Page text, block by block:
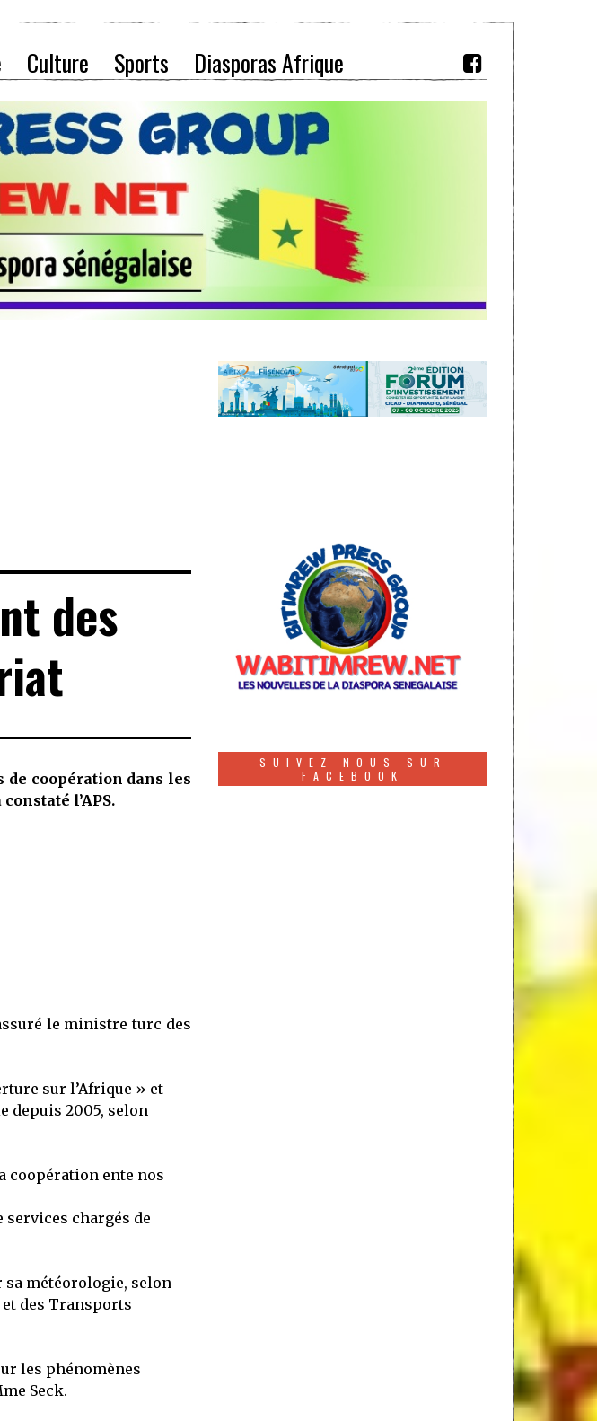
Culture Sports Diasporas Afrique
des
de coopération dans les
l’APS.
le ministre turc des
sur l’Afrique » et
depuis 2005, selon
coopération ente nos
services chargés de
sa météorologie, selon
des Transports
les phénomènes
Seck.
SUIVEZ NOUS SUR
FACEBOOK